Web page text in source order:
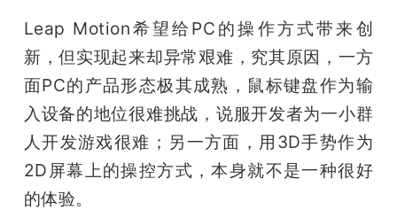
Leap Motion希望给PC的操作方式带来创
新，但实现起来却异常艰难，究其原因，一方
面PC的产品形态极其成熟，鼠标键盘作为输
入设备的地位很难挑战，说服开发者为一小群
人开发游戏很难；另一方面，用3D手势作为
2D屏幕上的操控方式，本身就不是一种很好
的体验。